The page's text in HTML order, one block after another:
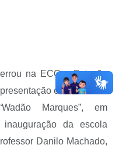
na ECO – Estação
emocionante
Marques”, em
da escola
Danilo Machado,